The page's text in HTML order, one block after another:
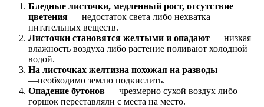
Бледные листочки, медленный рост, отсутствие
цветения ― недостаток света либо нехватка
питательных веществ.
Листочки становятся желтыми и опадают ― низкая
влажность воздуха либо растение поливают холодной
водой.
На листочках желтизна похожая на разводы
―необходимо землю подкислить.
Опадение бутонов ― чрезмерно сухой воздух либо
горшок переставляли с места на место.